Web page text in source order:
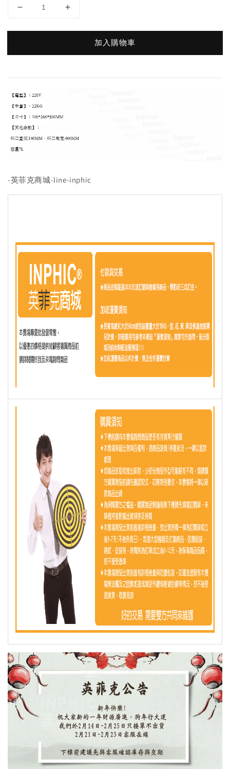
加入購物車
-英菲克商城-line-inphic